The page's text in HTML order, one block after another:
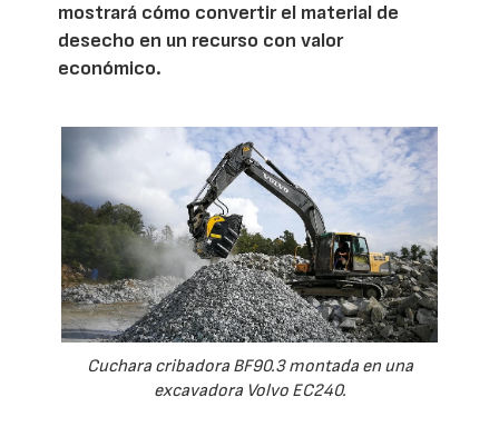
mostrará cómo convertir el material de
desecho en un recurso con valor
económico.
Cuchara cribadora BF90.3 montada en una
excavadora Volvo EC240.